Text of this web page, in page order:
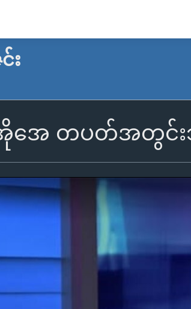
း
အေ တပတ်အတွင်း